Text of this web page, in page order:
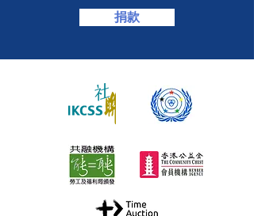
捐款